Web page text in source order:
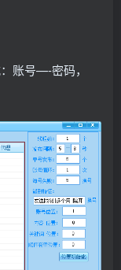
账号—-密码，